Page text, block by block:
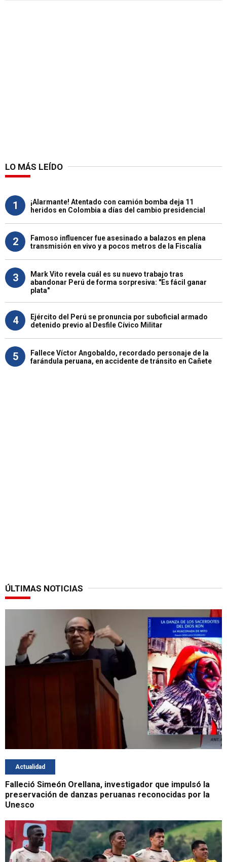
LO MÁS LEÍDO
1
¡Alarmante! Atentado con camión bomba deja 11
heridos en Colombia a días del cambio presidencial
2
Famoso influencer fue asesinado a balazos en plena
transmisión en vivo y a pocos metros de la Fiscalía
3
Mark Vito revela cuál es su nuevo trabajo tras
abandonar Perú de forma sorpresiva: "Es fácil ganar
plata"
4
Ejército del Perú se pronuncia por suboficial armado
detenido previo al Desfile Cívico Militar
5
Fallece Víctor Angobaldo, recordado personaje de la
farándula peruana, en accidente de tránsito en Cañete
ÚLTIMAS NOTICIAS
Actualidad
Falleció Simeón Orellana, investigador que impulsó la
preservación de danzas peruanas reconocidas por la
Unesco